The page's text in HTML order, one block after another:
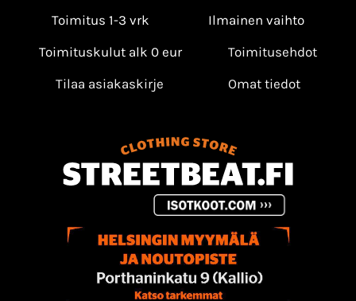
Toimitus 1-3 vrk
Ilmainen vaihto
Toimituskulut alk 0 eur
Toimitusehdot
Tilaa asiakaskirje
Omat tiedot